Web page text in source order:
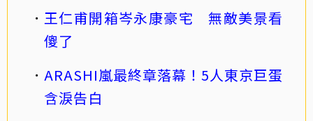
王仁甫開箱岑永康豪宅 無敵美景看
傻了
ARASHI嵐最終章落幕！5人東京巨蛋
含淚告白